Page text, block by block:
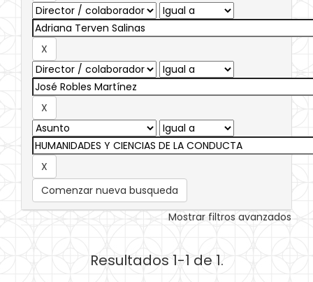
Comenzar nueva busqueda
Mostrar filtros avanzados
Resultados 1-1 de 1.